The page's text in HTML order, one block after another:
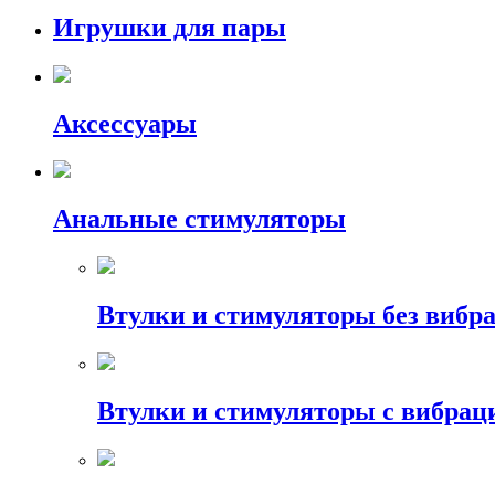
Игрушки для пары
Аксессуары
Анальные стимуляторы
Втулки и стимуляторы без
Втулки и стимуляторы с